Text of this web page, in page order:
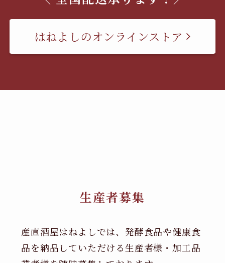
はねよしのオンラインストア
生産者募集
産直酒屋はねよしでは、発酵食品や健康食
品を納品していただける生産者様・加工品